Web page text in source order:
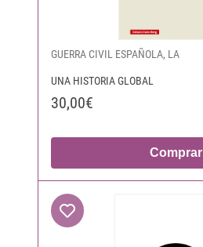
GUERRA CIVIL ESPAÑOLA, LA
UNA HISTORIA GLOBAL
30,00€
Comprar